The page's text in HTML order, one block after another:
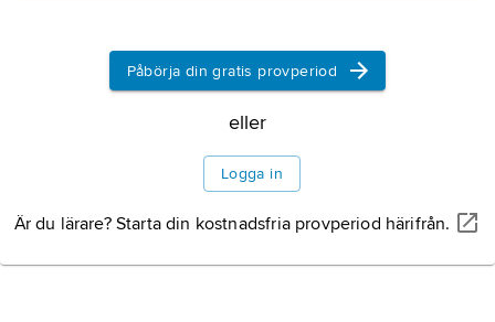
Påbörja din gratis provperiod
eller
Logga in
Är du lärare? Starta din kostnadsfria provperiod härifrån.